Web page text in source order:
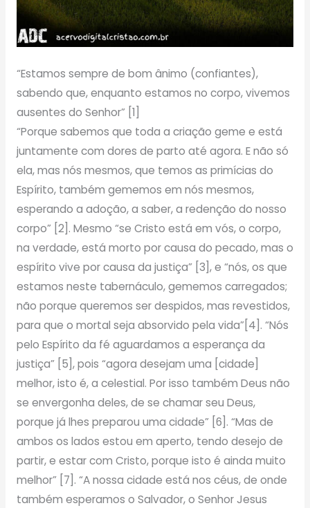
“Estamos sempre de bom ânimo (confiantes),
sabendo que, enquanto estamos no corpo, vivemos
ausentes do Senhor” [1]
“Porque sabemos que toda a criação geme e está
juntamente com dores de parto até agora. E não só
ela, mas nós mesmos, que temos as primícias do
Espírito, também gememos em nós mesmos,
esperando a adoção, a saber, a redenção do nosso
corpo” [2]. Mesmo “se Cristo está em vós, o corpo,
na verdade, está morto por causa do pecado, mas o
espírito vive por causa da justiça” [3], e “nós, os que
estamos neste tabernáculo, gememos carregados;
não porque queremos ser despidos, mas revestidos,
para que o mortal seja absorvido pela vida”[4]. “Nós
pelo Espírito da fé aguardamos a esperança da
justiça” [5], pois “agora desejam uma [cidade]
melhor, isto é, a celestial. Por isso também Deus não
se envergonha deles, de se chamar seu Deus,
porque já lhes preparou uma cidade” [6]. “Mas de
ambos os lados estou em aperto, tendo desejo de
partir, e estar com Cristo, porque isto é ainda muito
melhor” [7]. “A nossa cidade está nos céus, de onde
também esperamos o Salvador, o Senhor Jesus